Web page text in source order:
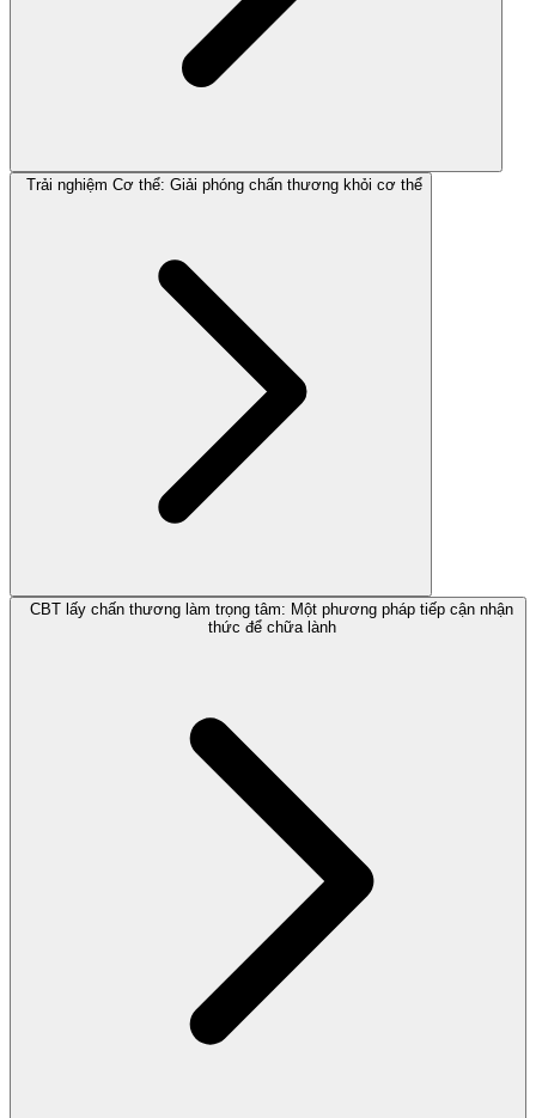
Trải nghiệm Cơ thể: Giải phóng chấn thương khỏi cơ thể
CBT lấy chấn thương làm trọng tâm: Một phương pháp tiếp cận nhận
thức để chữa lành